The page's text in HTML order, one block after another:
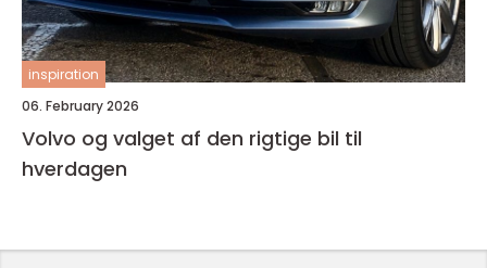
inspiration
06. February 2026
Volvo og valget af den rigtige bil til
hverdagen